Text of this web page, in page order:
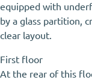
equipped with
by a glass partition,
clear layout.
First floor
At the rear of this